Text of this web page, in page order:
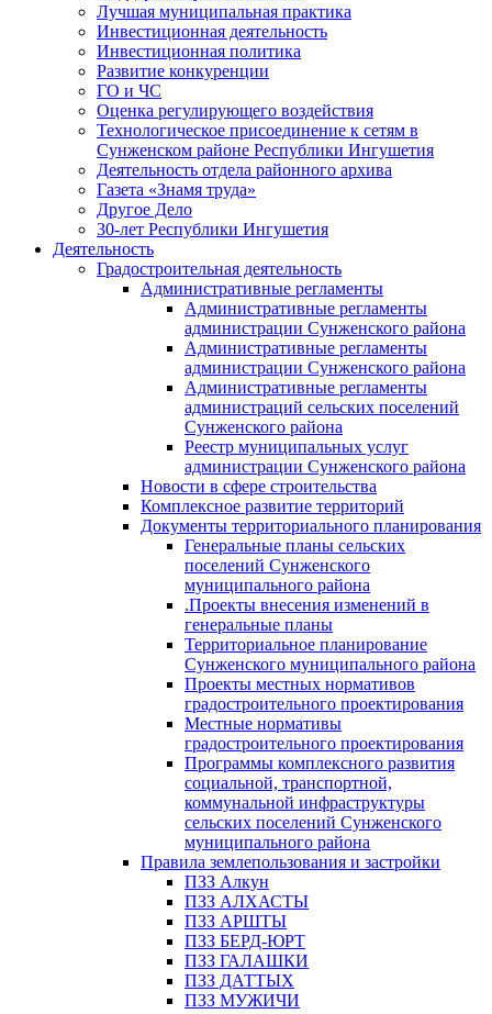
Лучшая муниципальная практика
Инвестиционная деятельность
Инвестиционная политика
Развитие конкуренции
ГО и ЧС
Оценка регулирующего воздействия
Технологическое присоединение к сетям в
Сунженском районе Республики Ингушетия
Деятельность отдела районного архива
Газета «Знамя труда»
Другое Дело
30-лет Республики Ингушетия
Деятельность
Градостроительная деятельность
Административные регламенты
Административные регламенты
администрации Сунженского района
Административные регламенты
администрации Сунженского района
Административные регламенты
администраций сельских поселений
Сунженского района
Реестр муниципальных услуг
администрации Сунженского района
Новости в сфере строительства
Комплексное развитие территорий
Документы территориального планирования
Генеральные планы сельских
поселений Сунженского
муниципального района
.Проекты внесения изменений в
генеральные планы
Территориальное планирование
Сунженского муниципального района
Проекты местных нормативов
градостроительного проектирования
Местные нормативы
градостроительного проектирования
Программы комплексного развития
социальной, транспортной,
коммунальной инфраструктуры
сельских поселений Сунженского
муниципального района
Правила землепользования и застройки
ПЗЗ Алкун
ПЗЗ АЛХАСТЫ
ПЗЗ АРШТЫ
ПЗЗ БЕРД-ЮРТ
ПЗЗ ГАЛАШКИ
ПЗЗ ДАТТЫХ
ПЗЗ МУЖИЧИ